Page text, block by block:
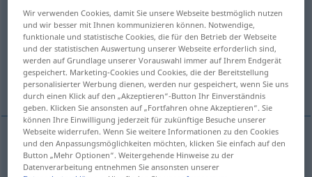
Wandel [ˈvandəl]m < Wandels>
Übersicht aller Übersetzungen
(Für mehr Details die Übersetzung anklicken/antippen)
changement, transformation
changementm Wandel
Wir verwenden Cookies, damit Sie unsere Webseite bestmöglich nutzen
und wir besser mit Ihnen kommunizieren können. Notwendige,
funktionale und statistische Cookies, die für den Betrieb der Webseite
und der statistischen Auswertung unserer Webseite erforderlich sind,
werden auf Grundlage unserer Vorauswahl immer auf Ihrem Endgerät
gespeichert. Marketing-Cookies und Cookies, die der Bereitstellung
personalisierter Werbung dienen, werden nur gespeichert, wenn Sie uns
durch einen Klick auf den „Akzeptieren“-Button Ihr Einverständnis
geben. Klicken Sie ansonsten auf „Fortfahren ohne Akzeptieren“. Sie
können Ihre Einwilligung jederzeit für zukünftige Besuche unserer
Webseite widerrufen. Wenn Sie weitere Informationen zu den Cookies
und den Anpassungsmöglichkeiten möchten, klicken Sie einfach auf den
Button „Mehr Optionen“. Weitergehende Hinweise zu der
Datenverarbeitung entnehmen Sie ansonsten unserer